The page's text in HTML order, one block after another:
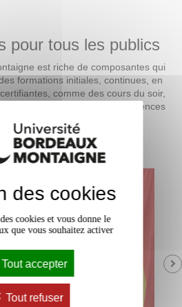
pour tous les publics
est riche de composantes qui
formations initiales, continues, en
comme des cours du soir,
des arts, lettres, langues, sciences
et sociales.
des composantes :
des cookies
cookies et vous donne le
que vous souhaitez activer
Tout accepter
Tout refuser